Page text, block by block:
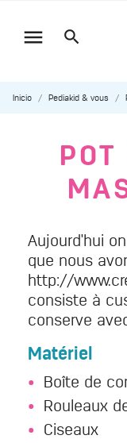

Inicio Pediakid & vous
POT
Aujourd'hui
que nous
http://
consiste à
conserve
Matériel
Boîte de
Rouleaux
Ciseaux